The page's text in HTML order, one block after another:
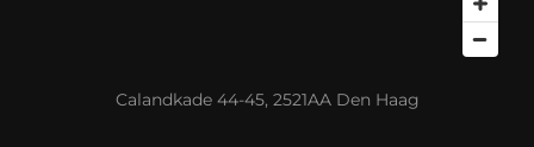
Calandkade 44-45, 2521AA Den Haag